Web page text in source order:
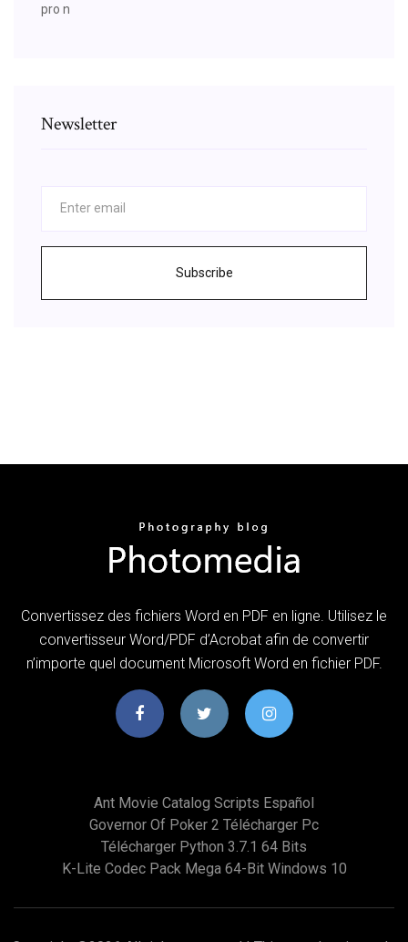
pro n
Newsletter
Subscribe
Convertissez des fichiers Word en PDF en ligne. Utilisez le
convertisseur Word/PDF d’Acrobat afin de convertir
n’importe quel document Microsoft Word en fichier PDF.
Ant Movie Catalog Scripts Español
Governor Of Poker 2 Télécharger Pc
Télécharger Python 3.7.1 64 Bits
K-Lite Codec Pack Mega 64-Bit Windows 10